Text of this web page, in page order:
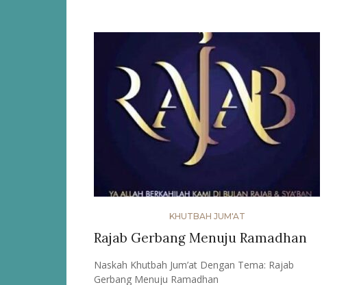
KHUTBAH JUM'AT
Rajab Gerbang Menuju Ramadhan
Naskah Khutbah Jum’at Dengan Tema: Rajab
Gerbang Menuju Ramadhan